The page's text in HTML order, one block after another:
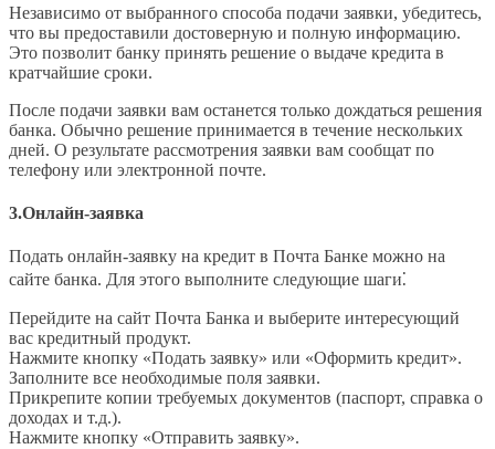
Независимо от выбранного способа подачи заявки, убедитесь,
что вы предоставили достоверную и полную информацию.
Это позволит банку принять решение о выдаче кредита в
кратчайшие сроки.
После подачи заявки вам останется только дождаться решения
банка. Обычно решение принимается в течение нескольких
дней. О результате рассмотрения заявки вам сообщат по
телефону или электронной почте.
3.Онлайн-заявка
Подать онлайн-заявку на кредит в Почта Банке можно на
сайте банка. Для этого выполните следующие шаги⁚
Перейдите на сайт Почта Банка и выберите интересующий
вас кредитный продукт.
Нажмите кнопку «Подать заявку» или «Оформить кредит».
Заполните все необходимые поля заявки.
Прикрепите копии требуемых документов (паспорт, справка о
доходах и т.д.).
Нажмите кнопку «Отправить заявку».